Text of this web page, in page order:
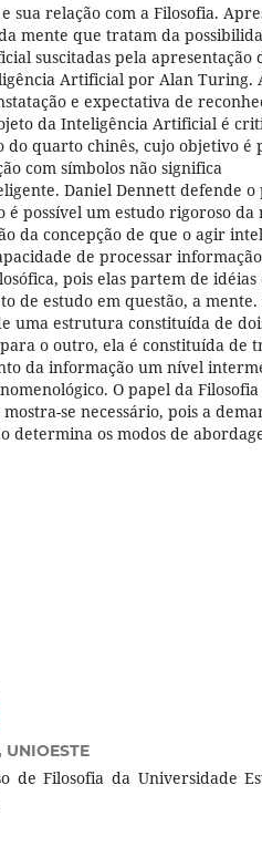
sua relação com a Filosofia.
mente que tratam da
suscitadas pela apresentação
Artificial por Alan Turing.
e expectativa de
da Inteligência Artificial é
do quarto chinês, cujo objetivo é
com símbolos não significa
Daniel Dennett defende o
possível um estudo rigoroso da
da concepção de que o agir
de processar
pois elas partem de idéias
de estudo em questão, a
uma estrutura constituída de
o outro, ela é constituída de
da informação um nível
O papel da
se necessário, pois a
determina os modos de
UNIOESTE
de Filosofia da Universidade